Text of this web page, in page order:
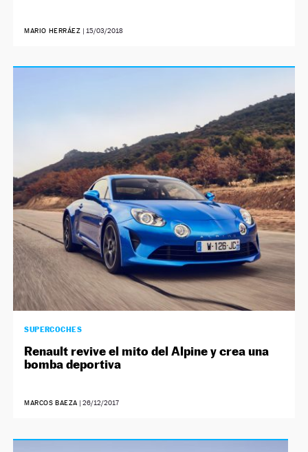
MARIO HERRÁEZ | 15/03/2018
SUPERCOCHES
Renault revive el mito del Alpine y crea una
bomba deportiva
MARCOS BAEZA |26/12/2017